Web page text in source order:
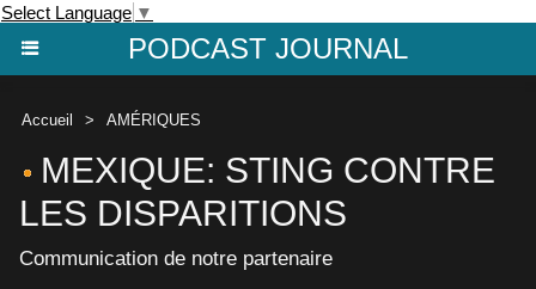
Select Language ▼
PODCAST JOURNAL
Accueil > AMÉRIQUES
MEXIQUE: STING CONTRE
LES DISPARITIONS
Communication de notre partenaire